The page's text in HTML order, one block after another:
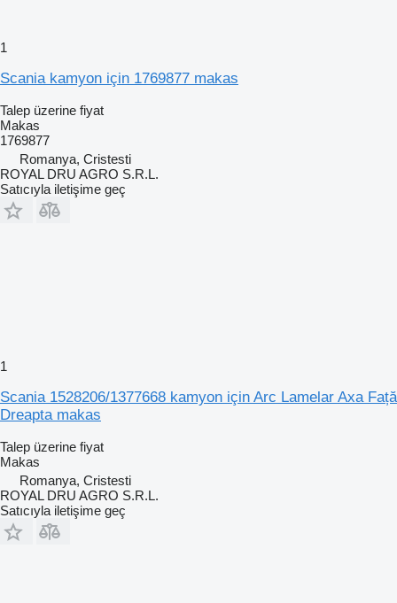
1
Scania kamyon için 1769877 makas
Talep üzerine fiyat
Makas
1769877
Romanya, Cristesti
ROYAL DRU AGRO S.R.L.
Satıcıyla iletişime geç
1
Scania 1528206/1377668 kamyon için Arc Lamelar Axa Față
Dreapta makas
Talep üzerine fiyat
Makas
Romanya, Cristesti
ROYAL DRU AGRO S.R.L.
Satıcıyla iletişime geç